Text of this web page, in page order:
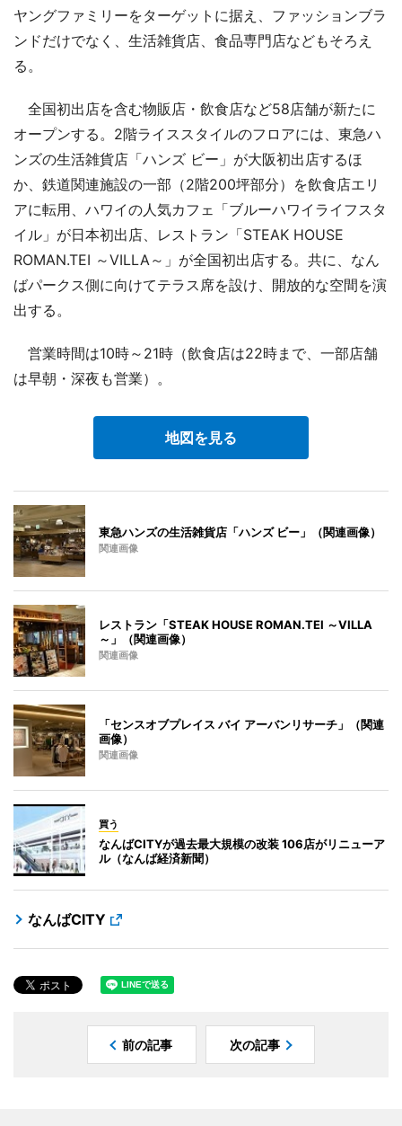
ヤングファミリーをターゲットに据え、ファッションブラ
ンドだけでなく、生活雑貨店、食品専門店などもそろえ
る。
全国初出店を含む物販店・飲食店など58店舗が新たに
オープンする。2階ライススタイルのフロアには、東急ハ
ンズの生活雑貨店「ハンズ ビー」が大阪初出店するほ
か、鉄道関連施設の一部（2階200坪部分）を飲食店エリ
アに転用、ハワイの人気カフェ「ブルーハワイライフスタ
イル」が日本初出店、レストラン「STEAK HOUSE
ROMAN.TEI ～VILLA～」が全国初出店する。共に、なん
ばパークス側に向けてテラス席を設け、開放的な空間を演
出する。
営業時間は10時～21時（飲食店は22時まで、一部店舗
は早朝・深夜も営業）。
地図を見る
東急ハンズの生活雑貨店「ハンズ ビー」（関連画像）
関連画像
レストラン「STEAK HOUSE ROMAN.TEI ～VILLA
～」（関連画像）
関連画像
「センスオブプレイス バイ アーバンリサーチ」（関連
画像）
関連画像
買う
なんばCITYが過去最大規模の改装 106店がリニューア
ル（なんば経済新聞）
なんばCITY
前の記事 次の記事